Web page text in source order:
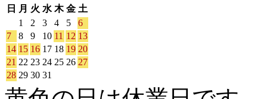
日
月 火 水 木 金 土
1
2 3 4 5
6
7
8 9 10 11 12 13
14 15 16 17 18 19 20
21 22 23 24 25 26 27
28 29 30 31